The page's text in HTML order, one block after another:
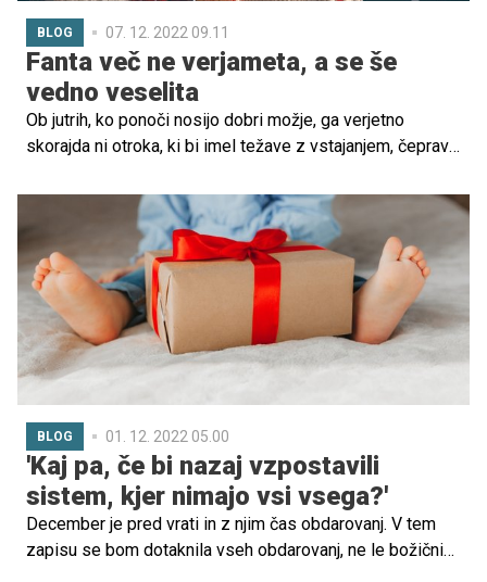
BLOG 07. 12. 2022 09.11
Fanta več ne verjameta, a se še
vedno veselita
Ob jutrih, ko ponoči nosijo dobri možje, ga verjetno
skorajda ni otroka, ki bi imel težave z vstajanjem, čeprav
Božička in dedka Mraza.
BLOG 01. 12. 2022 05.00
'Kaj pa, če bi nazaj vzpostavili
sistem, kjer nimajo vsi vsega?'
December je pred vrati in z njim čas obdarovanj. V tem
zapisu se bom dotaknila vseh obdarovanj, ne le božičnih.